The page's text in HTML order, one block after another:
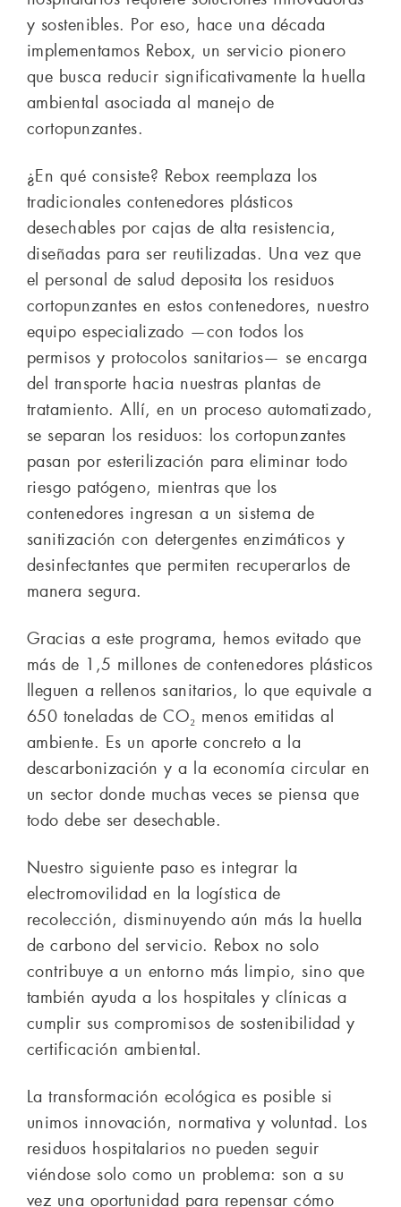
y sostenibles. Por eso, hace una década
implementamos Rebox, un servicio pionero
que busca reducir significativamente la huella
ambiental asociada al manejo de
cortopunzantes.
¿En qué consiste? Rebox reemplaza los
tradicionales contenedores plásticos
desechables por cajas de alta resistencia,
diseñadas para ser reutilizadas. Una vez que
el personal de salud deposita los residuos
cortopunzantes en estos contenedores, nuestro
equipo especializado —con todos los
permisos y protocolos sanitarios— se encarga
del transporte hacia nuestras plantas de
tratamiento. Allí, en un proceso automatizado,
se separan los residuos: los cortopunzantes
pasan por esterilización para eliminar todo
riesgo patógeno, mientras que los
contenedores ingresan a un sistema de
sanitización con detergentes enzimáticos y
desinfectantes que permiten recuperarlos de
manera segura.
Gracias a este programa, hemos evitado que
más de 1,5 millones de contenedores plásticos
lleguen a rellenos sanitarios, lo que equivale a
650 toneladas de CO₂ menos emitidas al
ambiente. Es un aporte concreto a la
descarbonización y a la economía circular en
un sector donde muchas veces se piensa que
todo debe ser desechable.
Nuestro siguiente paso es integrar la
electromovilidad en la logística de
recolección, disminuyendo aún más la huella
de carbono del servicio. Rebox no solo
contribuye a un entorno más limpio, sino que
también ayuda a los hospitales y clínicas a
cumplir sus compromisos de sostenibilidad y
certificación ambiental.
La transformación ecológica es posible si
unimos innovación, normativa y voluntad. Los
residuos hospitalarios no pueden seguir
viéndose solo como un problema: son a su
vez una oportunidad para repensar cómo